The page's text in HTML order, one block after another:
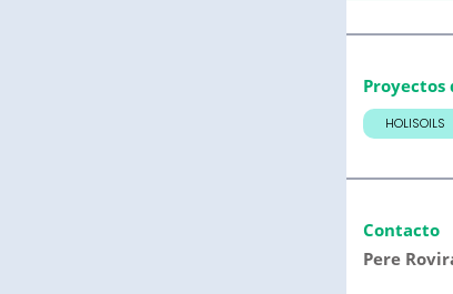
Proyectos
HOLISOILS
Contacto
Pere